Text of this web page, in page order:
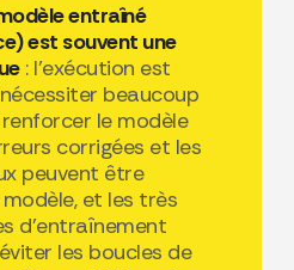
entraîné
est souvent une
: l’exécution est
beaucoup
le modèle
corrigées et les
peuvent être
et les très
d’entraînement
les boucles de